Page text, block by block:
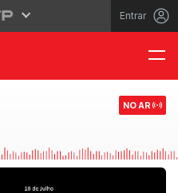
Entrar
NO AR